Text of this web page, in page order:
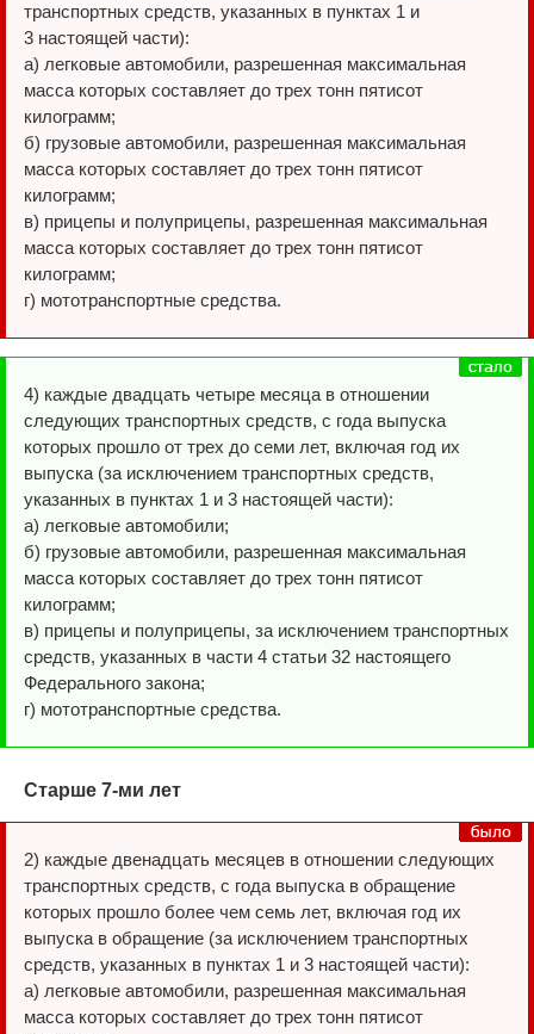
транспортных средств, указанных в пунктах 1 и
3 настоящей части):
а) легковые автомобили, разрешенная максимальная
масса которых составляет до трех тонн пятисот
килограмм;
б) грузовые автомобили, разрешенная максимальная
масса которых составляет до трех тонн пятисот
килограмм;
в) прицепы и полуприцепы, разрешенная максимальная
масса которых составляет до трех тонн пятисот
килограмм;
г) мототранспортные средства.
4) каждые двадцать четыре месяца в отношении
следующих транспортных средств, с года выпуска
которых прошло от трех до семи лет, включая год их
выпуска (за исключением транспортных средств,
указанных в пунктах 1 и 3 настоящей части):
а) легковые автомобили;
б) грузовые автомобили, разрешенная максимальная
масса которых составляет до трех тонн пятисот
килограмм;
в) прицепы и полуприцепы, за исключением транспортных
средств, указанных в части 4 статьи 32 настоящего
Федерального закона;
г) мототранспортные средства.
Старше 7-ми лет
2) каждые двенадцать месяцев в отношении следующих
транспортных средств, с года выпуска в обращение
которых прошло более чем семь лет, включая год их
выпуска в обращение (за исключением транспортных
средств, указанных в пунктах 1 и 3 настоящей части):
а) легковые автомобили, разрешенная максимальная
масса которых составляет до трех тонн пятисот